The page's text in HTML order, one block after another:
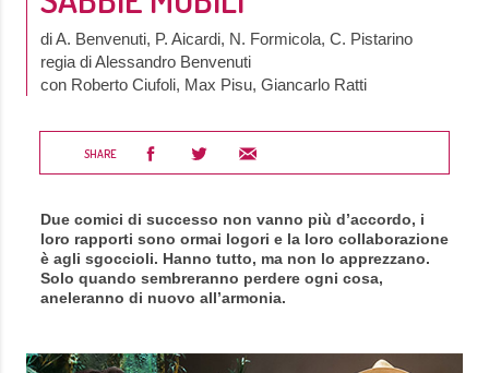
di A. Benvenuti, P. Aicardi, N. Formicola, C. Pistarino
regia di Alessandro Benvenuti
con Roberto Ciufoli, Max Pisu, Giancarlo Ratti
SHARE
Due comici di successo non vanno più d’accordo, i
loro rapporti sono ormai logori e la loro collaborazione
è agli sgoccioli. Hanno tutto, ma non lo apprezzano.
Solo quando sembreranno perdere ogni cosa,
aneleranno di nuovo all’armonia.